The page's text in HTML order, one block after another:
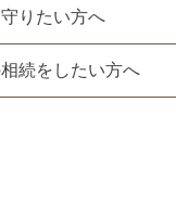
りたい方へ
続をしたい方へ